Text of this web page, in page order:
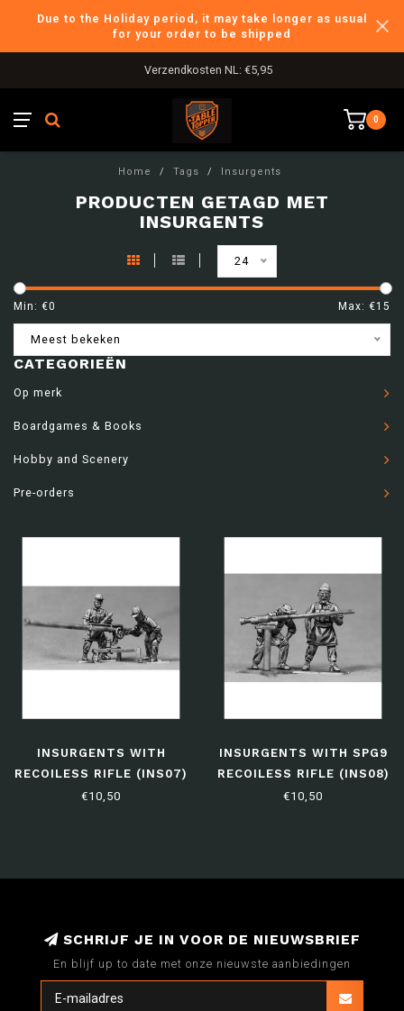
Due to the Holiday period, it may take longer as usual
for your order to be shipped
Verzendkosten NL: €5,95
0
Home / Tags / Insurgents
PRODUCTEN GETAGD MET
INSURGENTS
24
Min: €0 Max: €15
Meest bekeken
CATEGORIEËN
Op merk
Boardgames & Books
Hobby and Scenery
Pre-orders
INSURGENTS WITH
RECOILESS RIFLE (INS07)
€10,50
INSURGENTS WITH SPG9
RECOILESS RIFLE (INS08)
€10,50
SCHRIJF JE IN VOOR DE NIEUWSBRIEF
En blijf up to date met onze nieuwste aanbiedingen